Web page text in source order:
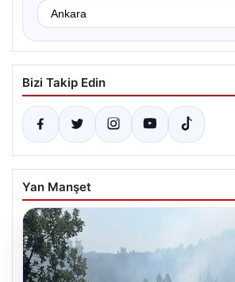
Bizi Takip Edin
Yan Manşet